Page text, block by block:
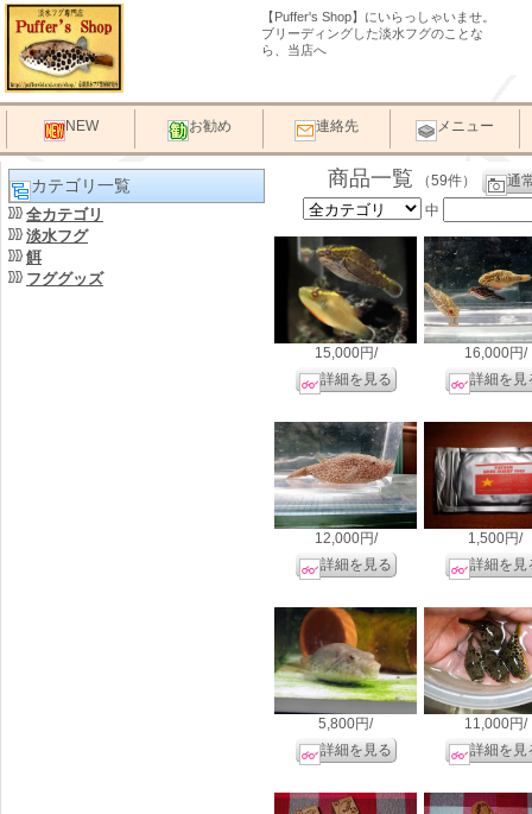
【Puffer's Shop】にいらっしゃいませ。
ブリーディングした淡水フグのことな
ら、当店へ
NEW お勧め 連絡先 メニュー
カテゴリ一覧
全カテゴリ
淡水フグ
餌
フググッズ
商品一覧 （59件）
通
中
15,000円/
詳細を見る
16,000円/
詳細を見
12,000円/
詳細を見る
1,500円/
詳細を見
5,800円/
詳細を見る
11,000円/
詳細を見